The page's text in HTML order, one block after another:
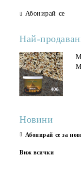
Абонирай се
Най-
Новини
Абонирай се за
Виж всички